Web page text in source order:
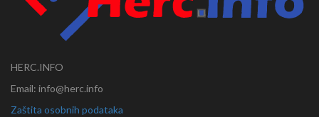
HERC.INFO
Email: info@herc.info
Zaštita osobnih podataka